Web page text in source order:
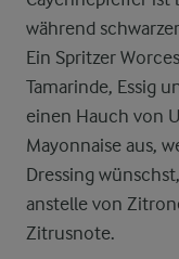
während
Ein Spritzer
Tamarinde, Essig
einen Hauch von
Mayonnaise aus,
Dressing
anstelle von
Zitrusnote.